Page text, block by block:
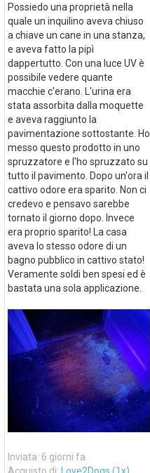
Possiedo una proprietà nella
quale un inquilino aveva chiuso
a chiave un cane in una stanza,
e aveva fatto la pipì
dappertutto. Con una luce UV è
possibile vedere quante
macchie c'erano. L'urina era
stata assorbita dalla moquette
e aveva raggiunto la
pavimentazione sottostante. Ho
messo questo prodotto in uno
spruzzatore e l'ho spruzzato su
tutto il pavimento. Dopo un'ora il
cattivo odore era sparito. Non ci
credevo e pensavo sarebbe
tornato il giorno dopo. Invece
era proprio sparito! La casa
aveva lo stesso odore di un
bagno pubblico in cattivo stato!
Veramente soldi ben spesi ed è
bastata una sola applicazione.
Inviata: 6 giorni fa
Acquisto di:
Love2Dogs (1x)